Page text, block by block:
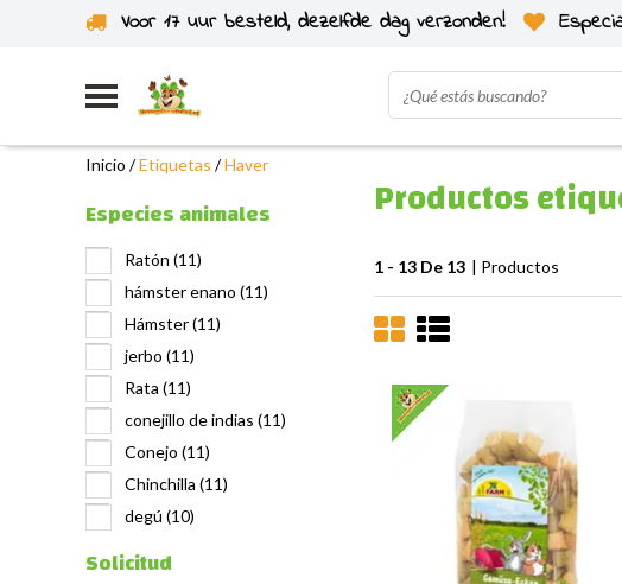
Voor 17 uur besteld, dezelfde dag verzonden!
Enviado desde nuestro propio stock
Inicio /Etiquetas /Haver
Especies animales
Ratón (11)
hámster enano (11)
Hámster(11)
jerbo (11)
Rata (11)
conejillo de indias (11)
Conejo (11)
Chinchilla (11)
degú (10)
Solicitud
Productos
1 - 13 De 13 | Productos